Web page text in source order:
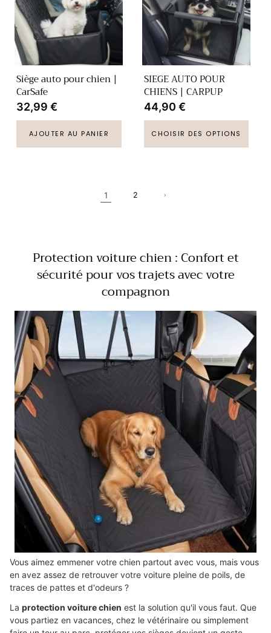
Siège auto pour chien |
CarSafe
Prix
habituel
32,99 €
AJOUTER AU PANIER
SIEGE AUTO POUR
CHIENS | CARPUP
Prix
habituel
44,90 €
CHOISIR DES OPTIONS
1 2
Protection voiture chien : Confort et
sécurité pour vos trajets avec votre
compagnon
Vous aimez emmener votre chien partout avec vous, mais vous
en avez assez de retrouver votre voiture pleine de poils, de
traces de pattes et d'odeurs ?
La protection voiture chien est la solution qu'il vous faut. Que
vous partiez en vacances, chez le vétérinaire ou simplement